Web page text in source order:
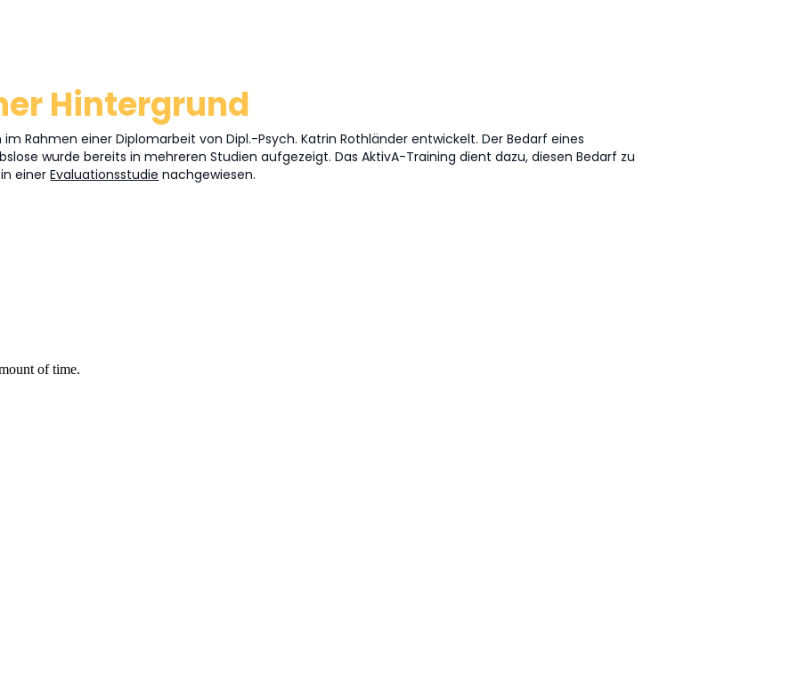
Hintergrund
Rahmen einer Diplomarbeit von Dipl.-Psych. Katrin Rothländer entwickelt. Der Bedarf eines
wurde bereits in mehreren Studien aufgezeigt. Das AktivA-Training dient dazu, diesen Bedarf zu
in einerEvaluationsstudie nachgewiesen.